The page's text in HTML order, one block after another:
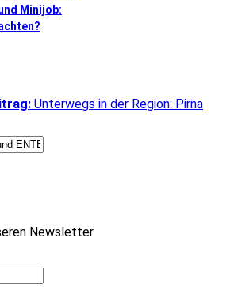
Minijob:
Unterwegs in der Region: Pirna
Newsletter